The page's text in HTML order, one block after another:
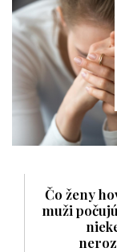
Čo ženy
muži